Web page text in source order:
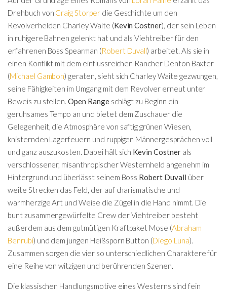
Drehbuch von Craig Storperdie Geschichte um den
Revolverhelden Charley Waite (Kevin Costner), der sein Leben
in ruhigere Bahnen gelenkt hat und als Viehtreiber für den
erfahrenen Boss Spearman (Robert Duvall) arbeitet. Als sie in
einen Konflikt mit dem einflussreichen Rancher Denton Baxter
(Michael Gambon) geraten, sieht sich Charley Waite gezwungen,
seine Fähigkeiten im Umgang mit dem Revolver erneut unter
Beweis zu stellen.Open Rangeschlägt zu Beginn ein
geruhsames Tempo an und bietet dem Zuschauer die
Gelegenheit, die Atmosphäre von saftig grünen Wiesen,
knisternden Lagerfeuern und ruppigen Männergesprächen voll
und ganz auszukosten. Dabei hält sich Kevin Costnerals
verschlossener, misanthropischer Westernheld angenehm im
Hintergrund und überlässt seinem Boss Robert Duvall über
weite Strecken das Feld, der auf charismatische und
warmherzige Art und Weise die Zügel in die Hand nimmt. Die
bunt zusammengewürfelte Crew der Viehtreiber besteht
außerdem aus dem gutmütigen Kraftpaket Mose (Abraham
Benrubi) und dem jungen Heißsporn Button (Diego Luna).
Zusammen sorgen die vier so unterschiedlichen Charaktere für
eine Reihe von witzigen und berührenden Szenen.
Die klassischen Handlungsmotive eines Westerns sind fein